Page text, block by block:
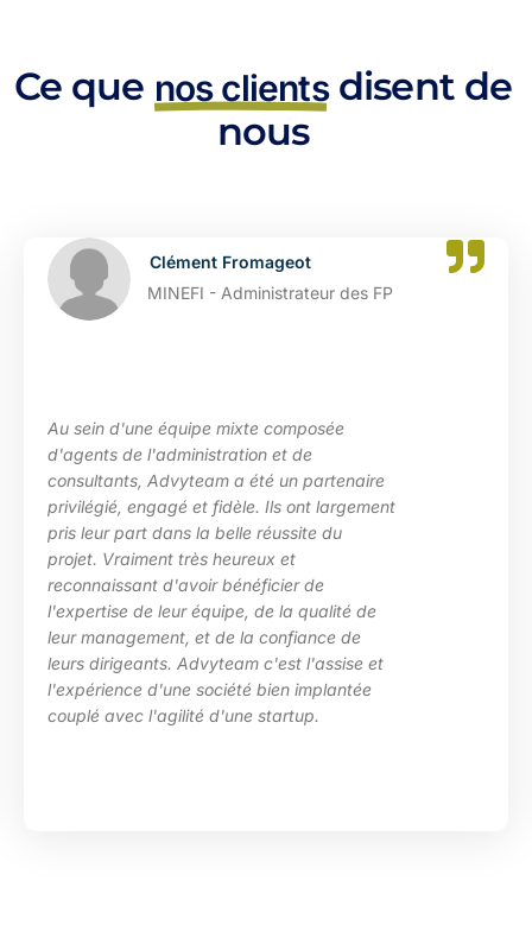
Ce que nos clientsdisent de
nous
des FP
largement
de
de
et
Catherine Dupont
DGFIP -
La maîtrise des sujets, la
les besoins de ma structure,
des situations diverses. Nous
particulièrement apprécié
d’Advyteam lors de la
en place d’un plan de montée de
compétences sur le pôle de
HRa au sein de la DGFiP.